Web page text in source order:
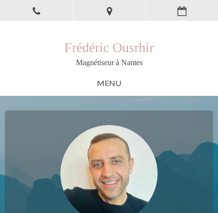
Frédéric Ousrhir
Magnétiseur à Nantes
MENU